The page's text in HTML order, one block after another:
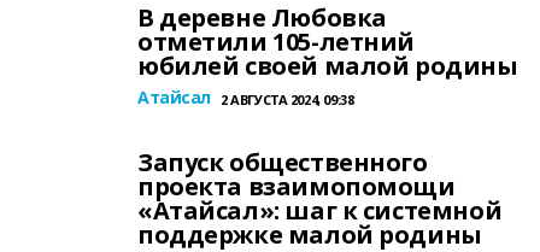
В деревне Любовка
отметили 105-летний
юбилей своей малой родины
Атайсал 2 АВГУСТА 2024, 09:38
Запуск общественного
проекта взаимопомощи
«Атайсал»: шаг к системной
поддержке малой родины